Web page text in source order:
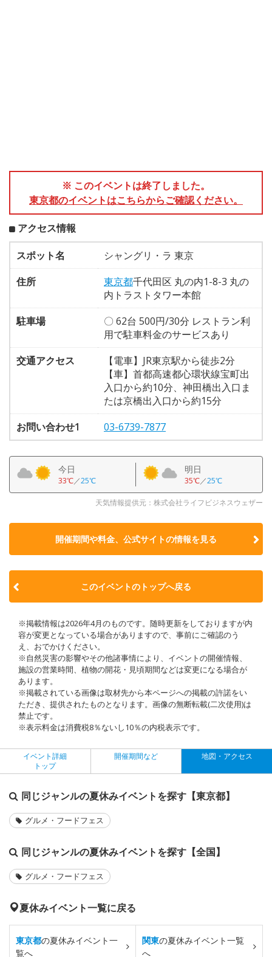
※ このイベントは終了しました。
東京都のイベントはこちらからご確認ください。
アクセス情報
スポット名
シャングリ・ラ 東京
住所
東京都千代田区 丸の内1-8-3 丸の
内トラストタワー本館
駐車場
〇 62台 500円/30分 レストラン利
用で駐車料金のサービスあり
交通アクセス
【電車】JR東京駅から徒歩2分
【車】首都高速都心環状線宝町出
入口から約10分、神田橋出入口ま
たは京橋出入口から約15分
お問い合わせ1
03-6739-7877
今日
33℃／25℃
明日
35℃／25℃
天気情報提供元：株式会社ライフビジネスウェザー
開催期間や料金、公式サイトの情報を見る
このイベントのトップへ戻る
※掲載情報は2026年4月のものです。随時更新をしておりますが内
容が変更となっている場合がありますので、事前にご確認のう
え、おでかけください。
※自然災害の影響やその他諸事情により、イベントの開催情報、
施設の営業時間、植物の開花・見頃期間などは変更になる場合が
あります。
※掲載されている画像は取材先から本ページへの掲載の許諾をい
ただき、提供されたものとなります。画像の無断転載(二次使用)は
禁止です。
※表示料金は消費税8％ないし10％の内税表示です。
イベント詳細
トップ
開催期間など 地図・アクセス
同じジャンルの夏休みイベントを探す【東京都】
グルメ・フードフェス
同じジャンルの夏休みイベントを探す【全国】
グルメ・フードフェス
夏休みイベント一覧に戻る
東京都の夏休みイベント一
覧へ
関東の夏休みイベント一覧
へ